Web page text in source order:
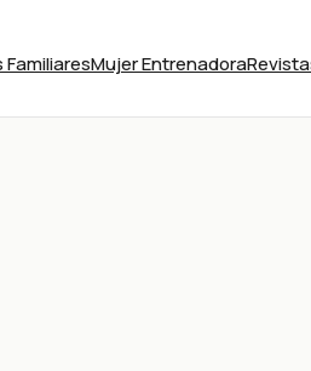
FamiliaresMujer Entrenadora